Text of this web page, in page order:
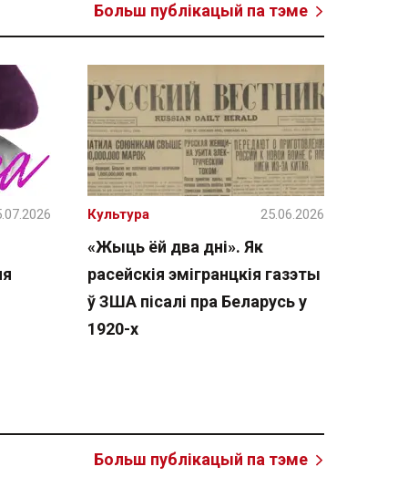
Больш публікацый па тэме
«Жыць ёй два дні». Як
расейскія эмігранцкія газэты
ў ЗША пісалі пра Беларусь у
1920-х
Культура 25.06.2026
Больш публікацый па тэме